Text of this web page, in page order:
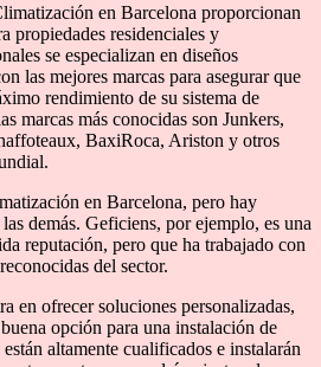
en Barcelona proporcionan
propiedades residenciales y
se especializan en diseños
las mejores marcas para asegurar que
rendimiento de su sistema de
marcas más conocidas son Junkers,
BaxiRoca, Ariston y otros
en Barcelona, pero hay
demás. Geficiens, por ejemplo, es una
reputación, pero que ha trabajado con
del sector.
en ofrecer soluciones personalizadas,
opción para una instalación de
altamente cualificados e instalarán